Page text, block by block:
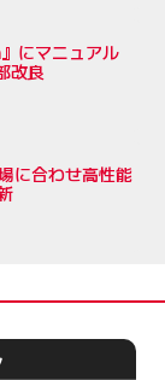
にマニュアル
改良
に合わせ高性能